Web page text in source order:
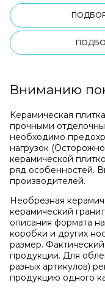
Вниманию
Керамическая
прочными
необходимо
нагрузок
керамической
ряд особенностей.
производителей.
Необрезная
керамический
описания формата на
коробки и других
размер.
продукции. Для
разных артикулов)
продукцию одного